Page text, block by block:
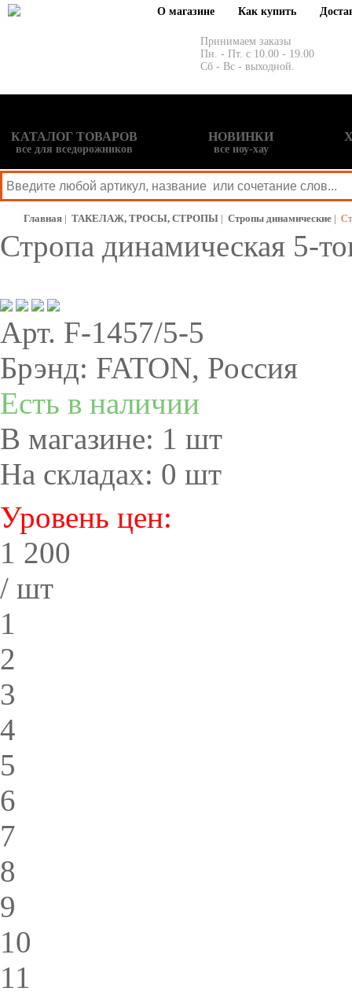
О магазине Как купить
Принимаем заказы
Пн. - Пт. с 10.00 - 19.00
Сб - Вс - выходной.
КАТАЛОГ ТОВАРОВ
все для вседорожников
НОВИНКИ
все ноу-хау
Главная | ТАКЕЛАЖ, ТРОСЫ, СТРОПЫ | Стропы динамические |
Стропа динамическая 5-
Арт. F-1457/5-5
Брэнд: FATON, Россия
Есть в наличии
В магазине: 1 шт
На складах: 0 шт
Уровень цен:
1 200
/ шт
1
2
3
4
5
6
7
8
9
10
11